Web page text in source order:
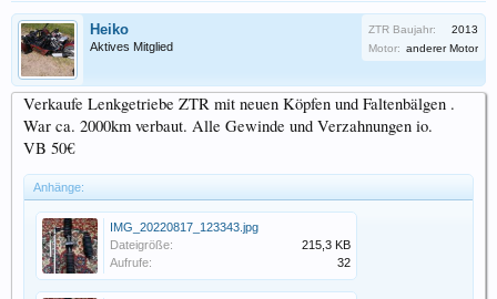
Heiko
Aktives Mitglied
ZTR Baujahr:
2013
Motor: anderer Motor
Verkaufe Lenkgetriebe ZTR mit neuen Köpfen und Faltenbälgen .
War ca. 2000km verbaut. Alle Gewinde und Verzahnungen io.
VB 50€
Anhänge:
IMG_20220817_123343.jpg
Dateigröße:
215,3 KB
Aufrufe:
32